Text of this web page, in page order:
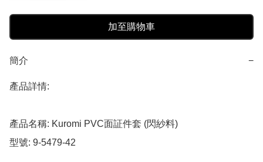
加至購物車
簡介 −
產品詳情:
產品名稱: Kuromi PVC面証件套 (閃紗料)
型號: 9-5479-42